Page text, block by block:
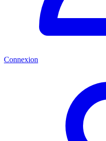
Connexion